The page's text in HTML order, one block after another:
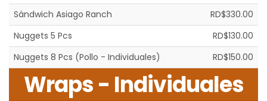
Sándwich Asiago Ranch
RD$330.00
Nuggets 5 Pcs
RD$130.00
Nuggets 8 Pcs (Pollo - Individuales)
RD$150.00
Wraps - Individuales